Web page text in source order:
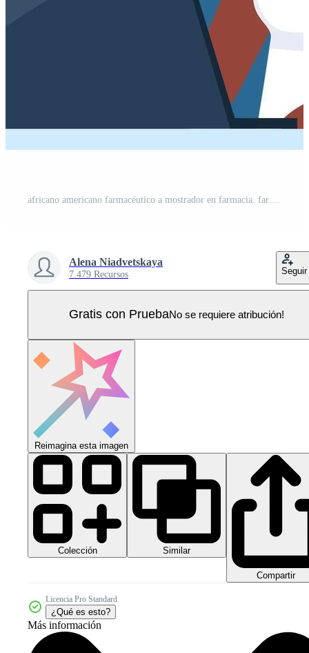
Alena Niadvetskaya
7.479 Recursos Seguir
Gratis con PruebaNo se requiere atribución!
Reimagina esta imagen
Colección Similar
Compartir
Licencia Pro Standard
¿Qué es esto?
Más información